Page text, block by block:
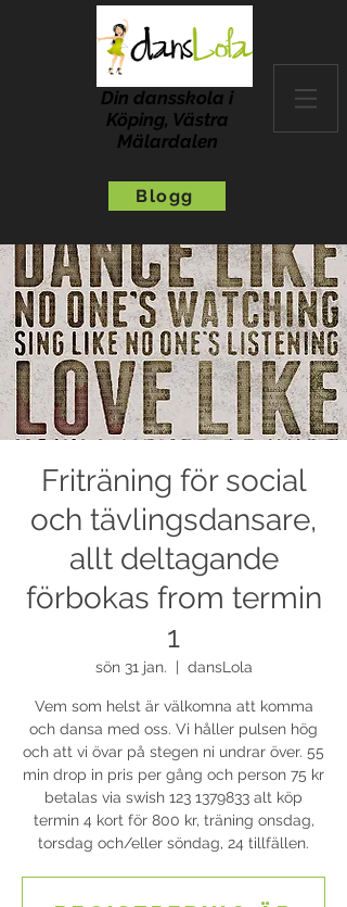
Din dansskola i
Köping, Västra
Mälardalen
Blogg
Friträning för social
och tävlingsdansare,
allt deltagande
förbokas from termin
1
sön 31 jan. dansLola
Vem som helst är välkomna att komma
och dansa med oss. Vi håller pulsen hög
och att vi övar på stegen ni undrar över. 55
min drop in pris per gång och person 75 kr
betalas via swish 123 1379833 alt köp
termin 4 kort för 800 kr, träning onsdag,
torsdag och/eller söndag, 24 tillfällen.